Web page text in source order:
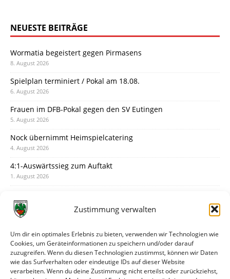
Zustimmung verwalten
Um dir ein optimales Erlebnis zu bieten, verwenden wir Technologien wie
Cookies, um Geräteinformationen zu speichern und/oder darauf
zuzugreifen. Wenn du diesen Technologien zustimmst, können wir Daten
wie das Surfverhalten oder eindeutige IDs auf dieser Website
verarbeiten. Wenn du deine Zustimmung nicht erteilst oder zurückziehst,
NEUESTE BEITRÄGE
Wormatia begeistert gegen Pirmasens
8. August 2026
Spielplan terminiert / Pokal am 18.08.
6. August 2026
Frauen im DFB-Pokal gegen den SV Eutingen
5. August 2026
Nock übernimmt Heimspielcatering
4. August 2026
4:1-Auswärtssieg zum Auftakt
1. August 2026
31. Juli 2026
30. Juli 2026
Deine Spielminute: 89+1
28. Juli 2026